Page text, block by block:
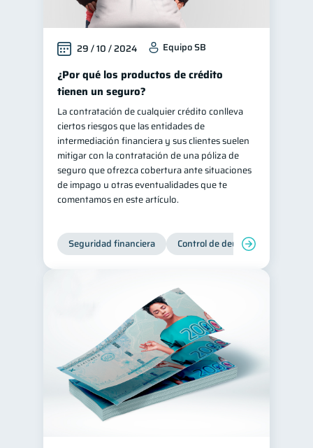
29 / 10 / 2024 Equipo SB
¿Por qué los productos de crédito
tienen un seguro?
La contratación de cualquier crédito conlleva
ciertos riesgos que las entidades de
intermediación financiera y sus clientes suelen
mitigar con la contratación de una póliza de
seguro que ofrezca cobertura ante situaciones
de impago u otras eventualidades que te
comentamos en este artículo.
Seguridad financiera Control de deudas